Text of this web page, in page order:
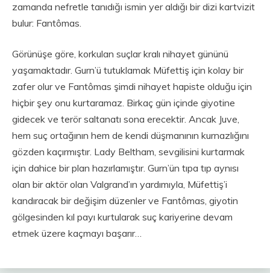
zamanda nefretle tanıdığı ismin yer aldığı bir dizi kartvizit
bulur: Fantômas.
Görünüşe göre, korkulan suçlar kralı nihayet gününü
yaşamaktadır. Gurn’ü tutuklamak Müfettiş için kolay bir
zafer olur ve Fantômas şimdi nihayet hapiste olduğu için
hiçbir şey onu kurtaramaz. Birkaç gün içinde giyotine
gidecek ve terör saltanatı sona erecektir. Ancak Juve,
hem suç ortağının hem de kendi düşmanının kurnazlığını
gözden kaçırmıştır. Lady Beltham, sevgilisini kurtarmak
için dahice bir plan hazırlamıştır. Gurn’ün tıpa tıp aynısı
olan bir aktör olan Valgrand’ın yardımıyla, Müfettiş’i
kandıracak bir değişim düzenler ve Fantômas, giyotin
gölgesinden kıl payı kurtularak suç kariyerine devam
etmek üzere kaçmayı başarır…